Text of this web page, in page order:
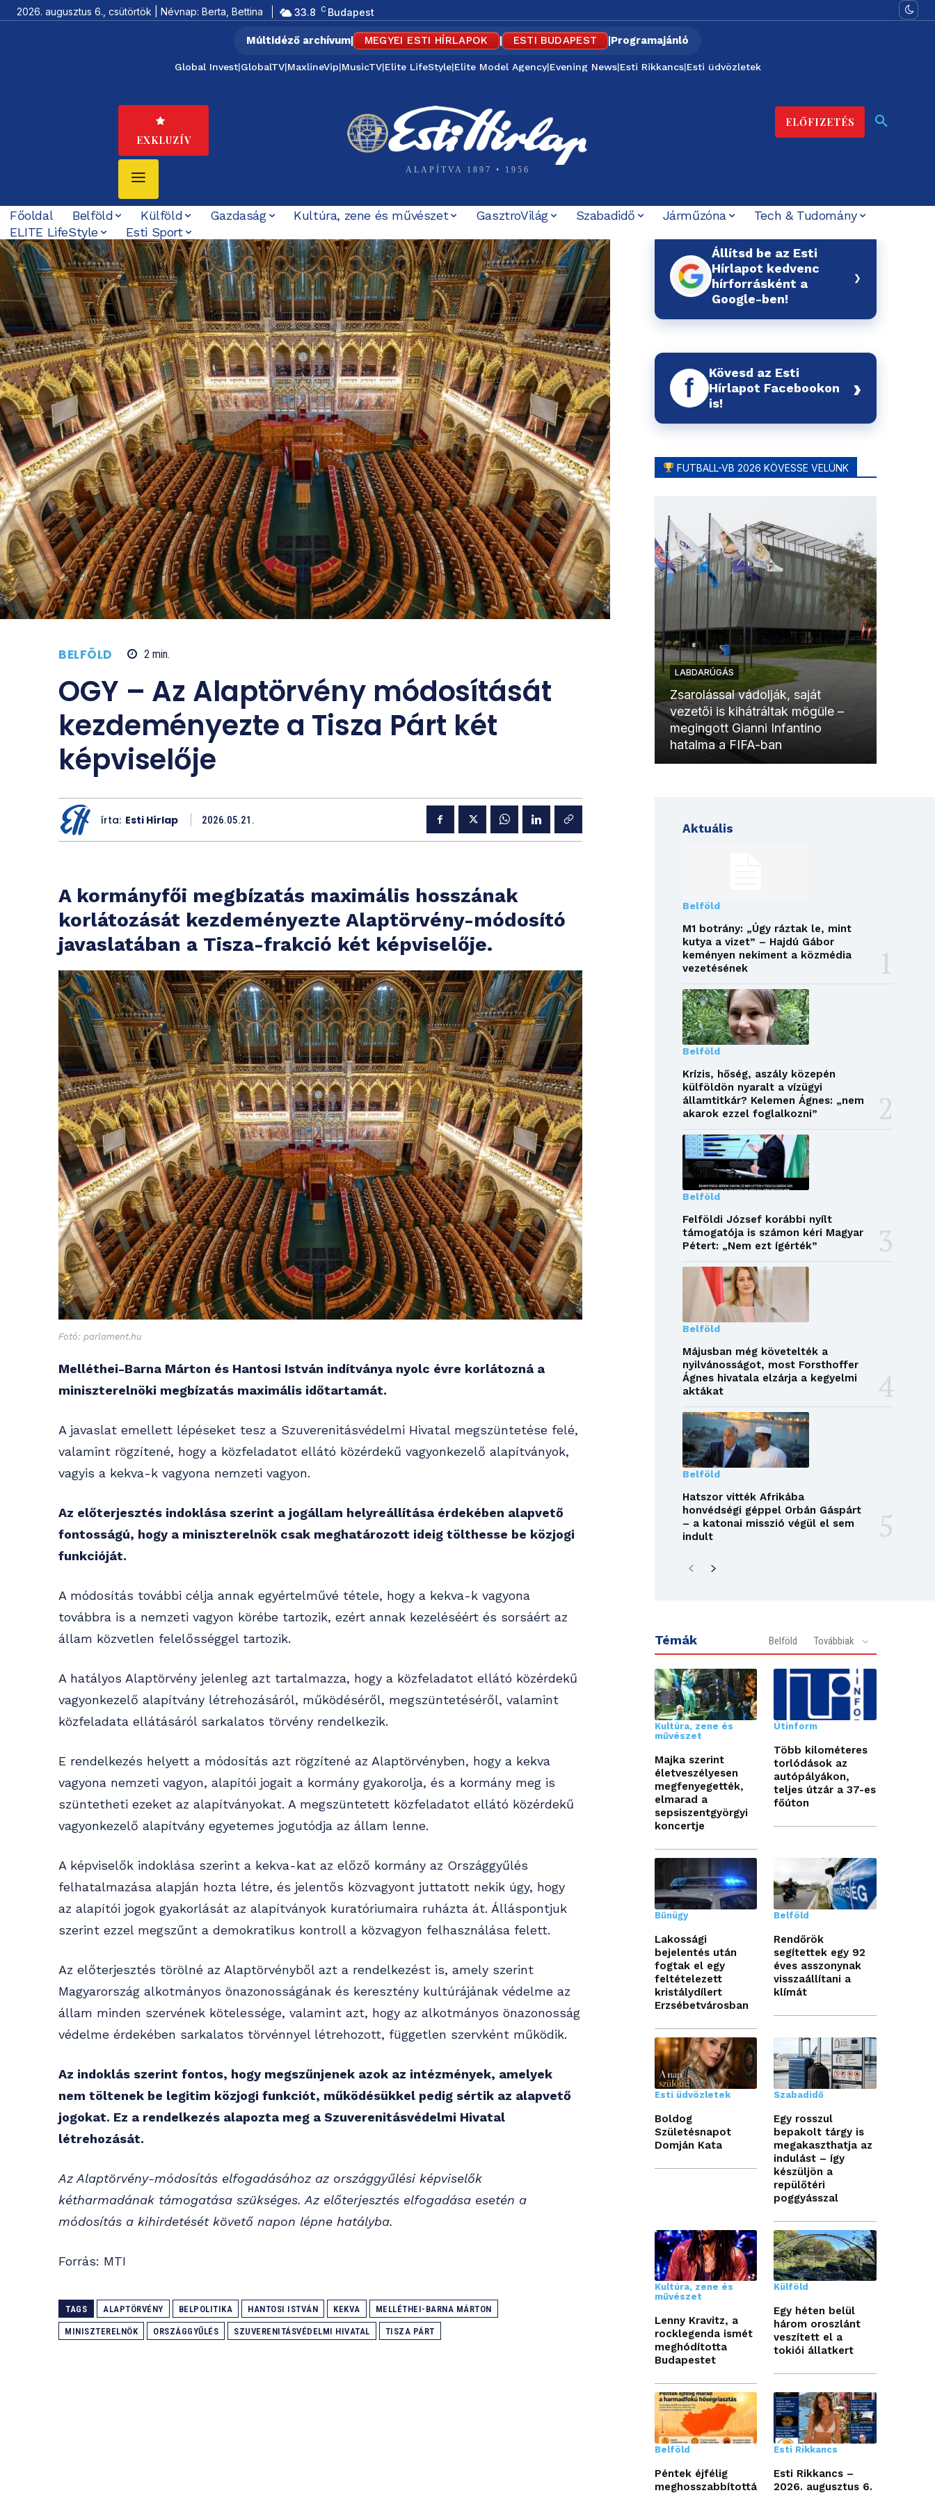
2026. augusztus 6., csütörtök | Névnap: Berta, Bettina 33.8 C Budapest
Múltidéző archívum| MEGYEI ESTI HÍRLAPOK | ESTI BUDAPEST |Programajánló
Global Invest|GlobalTV|MaxlineVip|MusicTV|Elite LifeStyle|Elite Model Agency|Evening News|Esti Rikkancs|Esti üdvözletek
EXKLUZÍV
ALAPÍTVA 1897 • 1956
ELŐFIZETÉS
Főoldal Belföld Külföld Gazdaság Kultúra, zene és művészet GasztroVilág Szabadidő Járműzóna
Tech & Tudomány
ELITE LifeStyle
Esti Sport
BELFÖLD 2 min.
OGY – Az Alaptörvény módosítását
kezdeményezte a Tisza Párt két
képviselője
írta: Esti Hírlap 2026.05.21.
A kormányfői megbízatás maximális hosszának
korlátozását kezdeményezte Alaptörvény-módosító
javaslatában a Tisza-frakció két képviselője.
Fotó: parlament.hu
Melléthei-Barna Márton és Hantosi István indítványa nyolc évre korlátozná a
miniszterelnöki megbízatás maximális időtartamát.
A javaslat emellett lépéseket tesz a Szuverenitásvédelmi Hivatal megszüntetése felé,
valamint rögzítené, hogy a közfeladatot ellátó közérdekű vagyonkezelő alapítványok,
vagyis a kekva-k vagyona nemzeti vagyon.
Az előterjesztés indoklása szerint a jogállam helyreállítása érdekében alapvető
fontosságú, hogy a miniszterelnök csak meghatározott ideig tölthesse be közjogi
funkcióját.
A módosítás további célja annak egyértelművé tétele, hogy a kekva-k vagyona
továbbra is a nemzeti vagyon körébe tartozik, ezért annak kezeléséért és sorsáért az
állam közvetlen felelősséggel tartozik.
A hatályos Alaptörvény jelenleg azt tartalmazza, hogy a közfeladatot ellátó közérdekű
vagyonkezelő alapítvány létrehozásáról, működéséről, megszüntetéséről, valamint
közfeladata ellátásáról sarkalatos törvény rendelkezik.
E rendelkezés helyett a módosítás azt rögzítené az Alaptörvényben, hogy a kekva
vagyona nemzeti vagyon, alapítói jogait a kormány gyakorolja, és a kormány meg is
szüntetheti ezeket az alapítványokat. A megszüntetett közfeladatot ellátó közérdekű
vagyonkezelő alapítvány egyetemes jogutódja az állam lenne.
A képviselők indoklása szerint a kekva-kat az előző kormány az Országgyűlés
felhatalmazása alapján hozta létre, és jelentős közvagyont juttatott nekik úgy, hogy
az alapítói jogok gyakorlását az alapítványok kuratóriumaira ruházta át. Álláspontjuk
szerint ezzel megszűnt a demokratikus kontroll a közvagyon felhasználása felett.
Az előterjesztés törölné az Alaptörvényből azt a rendelkezést is, amely szerint
Magyarország alkotmányos önazonosságának és keresztény kultúrájának védelme az
állam minden szervének kötelessége, valamint azt, hogy az alkotmányos önazonosság
védelme érdekében sarkalatos törvénnyel létrehozott, független szervként működik.
Az indoklás szerint fontos, hogy megszűnjenek azok az intézmények, amelyek
nem töltenek be legitim közjogi funkciót, működésükkel pedig sértik az alapvető
jogokat. Ez a rendelkezés alapozta meg a Szuverenitásvédelmi Hivatal
létrehozását.
Az Alaptörvény-módosítás elfogadásához az országgyűlési képviselők
kétharmadának támogatása szükséges. Az előterjesztés elfogadása esetén a
módosítás a kihirdetését követő napon lépne hatályba.
Forrás: MTI
TAGS ALAPTÖRVÉNY BELPOLITIKA HANTOSI ISTVÁN KEKVA MELLÉTHEI-BARNA MÁRTON
MINISZTERELNÖK ORSZÁGGYŰLÉS SZUVERENITÁSVÉDELMI HIVATAL TISZA PÁRT
Állítsd be az Esti
Hírlapot kedvenc
hírforrásként a
Google-ben!
›
f
Kövesd az Esti
Hírlapot Facebookon
is!
›
FUTBALL-VB 2026 KÖVESSE VELÜNK
LABDARÚGÁS
Zsarolással vádolják, saját
vezetői is kihátráltak mögüle –
megingott Gianni Infantino
hatalma a FIFA-ban
Aktuális
Belföld
M1 botrány: „Úgy ráztak le, mint
kutya a vizet” – Hajdú Gábor
keményen nekiment a közmédia
vezetésének
Belföld
Krízis, hőség, aszály közepén
külföldön nyaralt a vízügyi
államtitkár? Kelemen Ágnes: „nem
akarok ezzel foglalkozni”
Belföld
Felföldi József korábbi nyílt
támogatója is számon kéri Magyar
Pétert: „Nem ezt ígérték”
Belföld
Májusban még követelték a
nyilvánosságot, most Forsthoffer
Ágnes hivatala elzárja a kegyelmi
aktákat
Belföld
Hatszor vitték Afrikába
honvédségi géppel Orbán Gáspárt
– a katonai misszió végül el sem
indult
Témák Belföld Továbbiak
Kultúra, zene és
művészet
Majka szerint
életveszélyesen
megfenyegették,
elmarad a
sepsiszentgyörgyi
koncertje
Útinform
Több kilométeres
torlódások az
autópályákon,
teljes útzár a 37-es
főúton
Bűnügy
Lakossági
bejelentés után
fogtak el egy
feltételezett
kristálydílert
Erzsébetvárosban
Belföld
Rendőrök
segítettek egy 92
éves asszonynak
visszaállítani a
klímát
Esti üdvözletek
Boldog
Születésnapot
Domján Kata
Szabadidő
Egy rosszul
bepakolt tárgy is
megakaszthatja az
indulást – így
készüljön a
repülőtéri
poggyásszal
Kultúra, zene és
művészet
Lenny Kravitz, a
rocklegenda ismét
meghódította
Budapestet
Külföld
Egy héten belül
három oroszlánt
veszített el a
tokiói állatkert
Belföld
Péntek éjfélig
meghosszabbítottá
Esti Rikkancs
Esti Rikkancs –
2026. augusztus 6.